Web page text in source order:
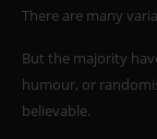
There are many
But the majority
humour, or
believable.